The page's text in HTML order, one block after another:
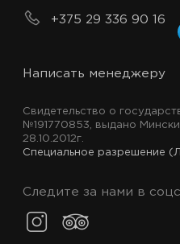
+375 29 336 90 16
Написать менеджеру
Свидетельство о
№191770853, выдано
28.10.2012г.
Специальное разрешение
Следите за нами в